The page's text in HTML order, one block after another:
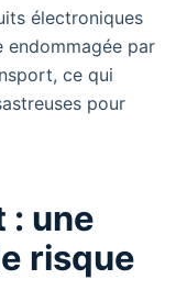
électroniques
par
ce qui
pour
: une
risque